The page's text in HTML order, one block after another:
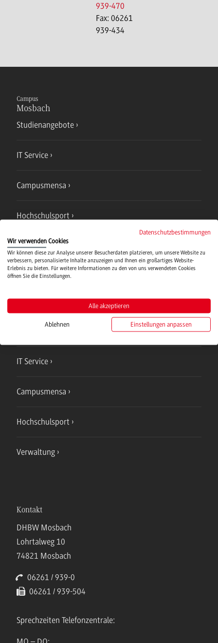
939-470
Fax: 06261
939-434
Campus
Mosbach
Studienangebote
IT Service
Campusmensa
Hochschulsport
Verwaltung
Bad Mergentheim
IT Service
Campusmensa
Hochschulsport
Verwaltung
Kontakt
DHBW Mosbach
Lohrtalweg 10
74821 Mosbach
06261 / 939-0
06261 / 939-504
Sprechzeiten Telefonzentrale:
Datenschutzbestimmungen
Wir verwenden Cookies
Wir können diese zur Analyse unserer Besucherdaten platzieren, um unsere Website zu
verbessern, personalisierte Inhalte anzuzeigen und Ihnen ein großartiges Website-
Erlebnis zu bieten. Für weitere Informationen zu den von uns verwendeten Cookies
öffnen Sie die Einstellungen.
Alle akzeptieren
Ablehnen Einstellungen anpassen